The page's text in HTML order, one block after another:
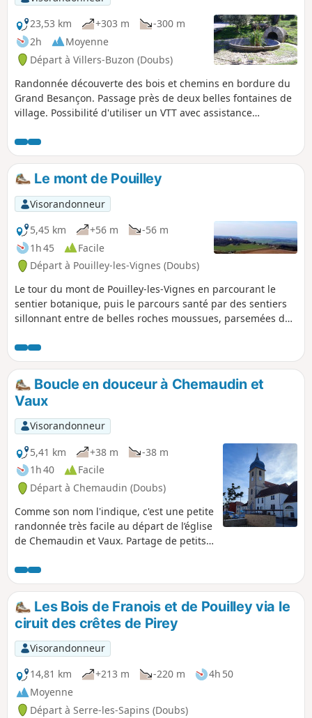
23,53 km
+303 m
-300 m
2h
Moyenne
Départ à Villers-Buzon (Doubs)
Randonnée découverte des bois et chemins en bordure du
Grand Besançon. Passage près de deux belles fontaines de
village. Possibilité d'utiliser un VTT avec assistance
Le mont de Pouilley
Visorandonneur
5,45 km
+56 m
-56 m
1h 45
Facile
Départ à Pouilley-les-Vignes (Doubs)
Le tour du mont de Pouilley-les-Vignes en parcourant le
sentier botanique, puis le parcours santé par des sentiers
sillonnant entre de belles roches moussues, parsemées de
extrémités : un point de vue sur les clochers des villages
environnants et la Haute-Saône ; les fortifications
construites après la défaite de 1870.
Boucle en douceur à Chemaudin et
Vaux
Visorandonneur
5,41 km
+38 m
-38 m
1h 40
Facile
Départ à Chemaudin (Doubs)
Comme son nom l'indique, c'est une petite
randonnée très facile au départ de l’église
de Chemaudin et Vaux. Partage de petits
Passage vers la ferme de la Pote, élevage
de vaches Salers et gardiennage de
chevaux.Les Bois de Franois et de Pouilley via le
ciruit des crêtes de Pirey
Visorandonneur
14,81 km
+213 m -220 m
4h 50
Moyenne
Départ à Serre-les-Sapins (Doubs)